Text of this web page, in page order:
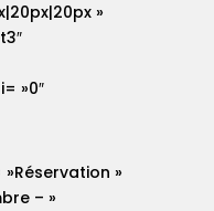
»
»0″
»
– »